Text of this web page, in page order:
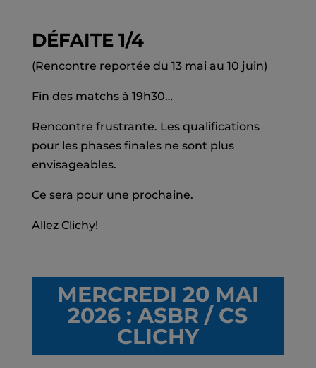
DÉFAITE 1/4
(Rencontre reportée du 13 mai au 10 juin)
Fin des matchs à 19h30…
Rencontre frustrante. Les qualifications
pour les phases finales ne sont plus
envisageables.
Ce sera pour une prochaine.
Allez Clichy!
MERCREDI 20 MAI
2026 : ASBR / CS
CLICHY